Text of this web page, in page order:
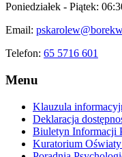
Poniedziałek - Piątek:
Email:
Telefon: 65 5716 601
Menu
Klauzula
Deklaracja
Biuletyn Informacji
Kuratorium